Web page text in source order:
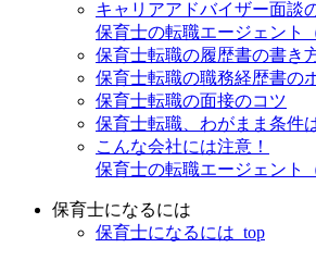
キャリアアドバイザー面談
保育士の転職エージェント
保育士転職の履歴書の書き
保育士転職の職務経歴書の
保育士転職の面接のコツ
保育士転職、わがまま条件
こんな会社には注意！
保育士の転職エージェント
保育士になるには
保育士になるには_top